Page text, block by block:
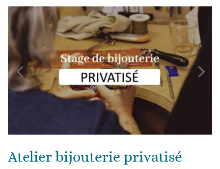
Atelier bijouterie privatisé